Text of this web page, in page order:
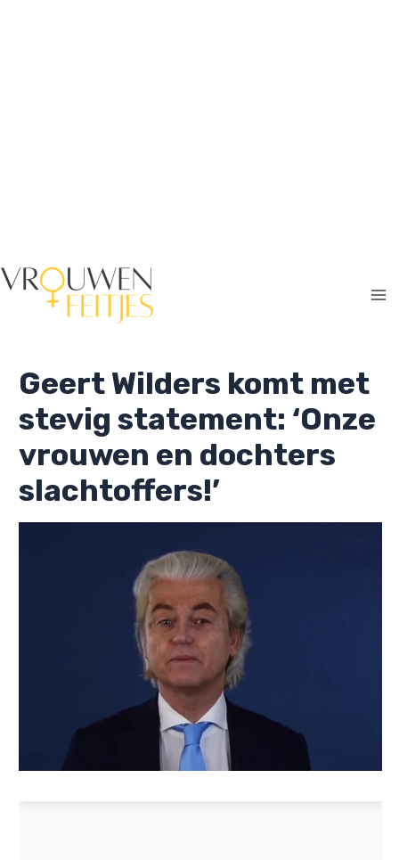
Geert Wilders komt met
stevig statement: ‘Onze
vrouwen en dochters
slachtoffers!’